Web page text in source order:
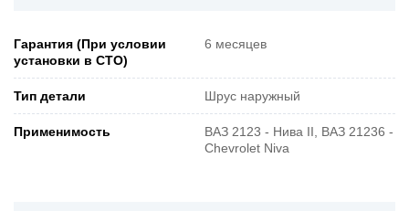
Гарантия (При условии
установки в СТО)
6 месяцев
Тип детали Шрус наружный
Применимость
ВАЗ 2123 - Нива II, ВАЗ 21236 -
Chevrolet Niva